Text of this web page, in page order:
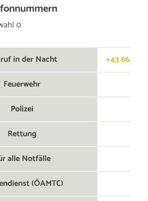
0
in der Nacht
+43 664
Feuerwehr
Polizei
Rettung
alle Notfälle
(ÖAMTC)